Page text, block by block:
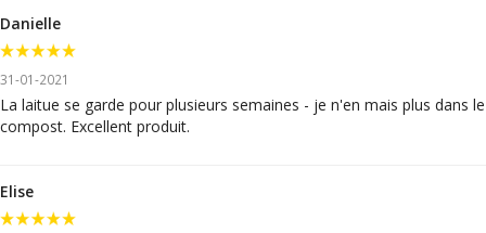
Danielle
31-01-2021
La laitue se garde pour plusieurs semaines - je n'en mais plus dans le
compost. Excellent produit.
Elise